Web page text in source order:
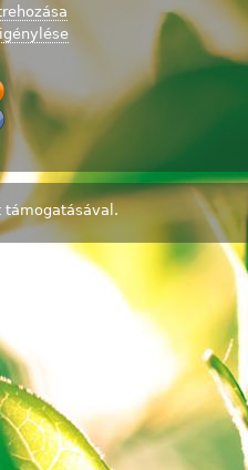
támogatásával.